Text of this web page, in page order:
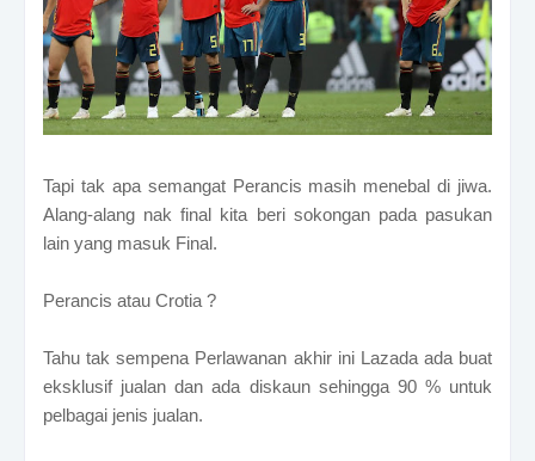
Tapi tak apa semangat Perancis masih menebal di jiwa.
Alang-alang nak final kita beri sokongan pada pasukan
lain yang masuk Final.
Perancis atau Crotia ?
Tahu tak sempena Perlawanan akhir ini Lazada ada buat
eksklusif jualan dan ada diskaun sehingga 90 % untuk
pelbagai jenis jualan.